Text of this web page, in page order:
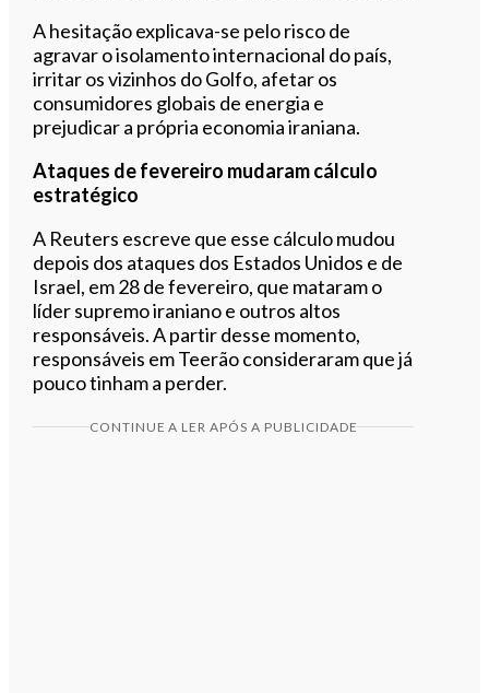
A hesitação explicava-se pelo risco de
agravar o isolamento internacional do país,
irritar os vizinhos do Golfo, afetar os
consumidores globais de energia e
prejudicar a própria economia iraniana.
Ataques de fevereiro mudaram cálculo
estratégico
A Reuters escreve que esse cálculo mudou
depois dos ataques dos Estados Unidos e de
Israel, em 28 de fevereiro, que mataram o
líder supremo iraniano e outros altos
responsáveis. A partir desse momento,
responsáveis em Teerão consideraram que já
pouco tinham a perder.
CONTINUE A LER APÓS A PUBLICIDADE